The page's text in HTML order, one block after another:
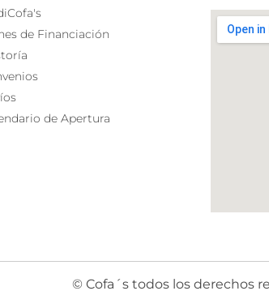
de Financiación
de Apertura
© Cofa´s todos los derechos